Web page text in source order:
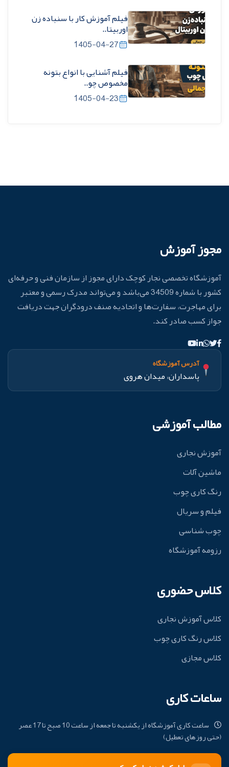
فیلم آموزش کار با سنباده زن
اوربیتا..
1405-04-27
فیلم آشنایی با انواع بتونه
مخصوص چو..
1405-04-23
مجوز آموزش
آموزشگاه تخصصی نجار کوچک دارای مجوز از سازمان فنی و حرفه‌ای
کشور با شماره 34509 می‌باشد و می‌تواند مدرک رسمی و معتبر
برای مهاجرت، سفارت‌ها و اتحادیه صنف درودگران جهت دریافت
جواز کسب صادر کند.
آدرس آموزشگاه
پاسداران، میدان هروی
مطالب آموزشی
آموزش نجاری
ماشین آلات
رنگ کاری چوب
فیلم و سریال
چوب شناسی
رزومه آموزشگاه
کلاس حضوری
کلاس آموزش نجاری
کلاس رنگ کاری چوب
کلاس مجازی
ساعات کاری
ساعت کاری آموزشگاه از یکشنبه تا جمعه از ساعت 10 صبح تا 17 عصر
(حتی روزهای تعطیل)